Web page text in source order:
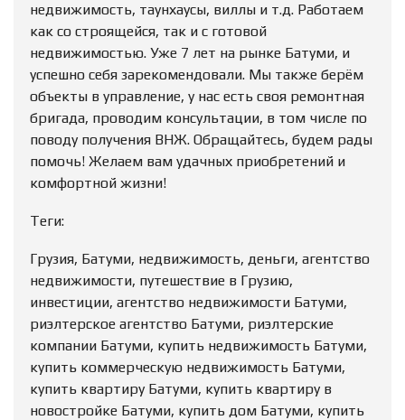
недвижимость, таунхаусы, виллы и т.д. Работаем
как со строящейся, так и с готовой
недвижимостью. Уже 7 лет на рынке Батуми, и
успешно себя зарекомендовали. Мы также берём
объекты в управление, у нас есть своя ремонтная
бригада, проводим консультации, в том числе по
поводу получения ВНЖ. Обращайтесь, будем рады
помочь! Желаем вам удачных приобретений и
комфортной жизни!
Теги:
Грузия, Батуми, недвижимость, деньги, агентство
недвижимости, путешествие в Грузию,
инвестиции, агентство недвижимости Батуми,
риэлтерское агентство Батуми, риэлтерские
компании Батуми, купить недвижимость Батуми,
купить коммерческую недвижимость Батуми,
купить квартиру Батуми, купить квартиру в
новостройке Батуми, купить дом Батуми, купить